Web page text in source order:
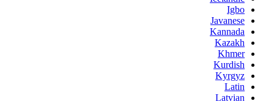
Igbo
Javanese
Kannada
Kazakh
Khmer
Kurdish
Kyrgyz
Latin
Latvian